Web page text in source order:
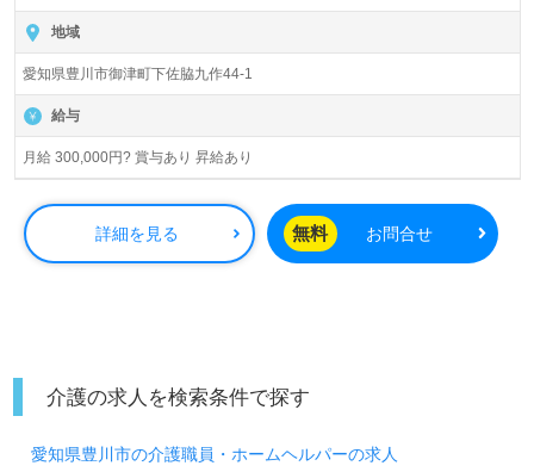
地域
愛知県豊川市御津町下佐脇九作44‐1
給与
月給 300,000円? 賞与あり 昇給あり
詳細を見る 無料 お問合せ
介護の求人を検索条件で探す
愛知県豊川市の介護職員・ホームヘルパーの求人